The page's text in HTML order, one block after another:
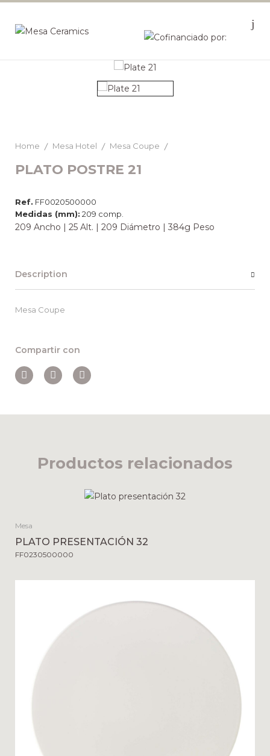
Home Mesa Hotel Mesa Coupe
PLATO POSTRE 21
Ref. FF0020500000
Medidas (mm): 209 comp.
209 Ancho | 25 Alt. | 209 Diámetro | 384g Peso
Description
Mesa Coupe
Compartir con
Productos relacionados
Mesa
PLATO PRESENTACIÓN 32
FF0230500000